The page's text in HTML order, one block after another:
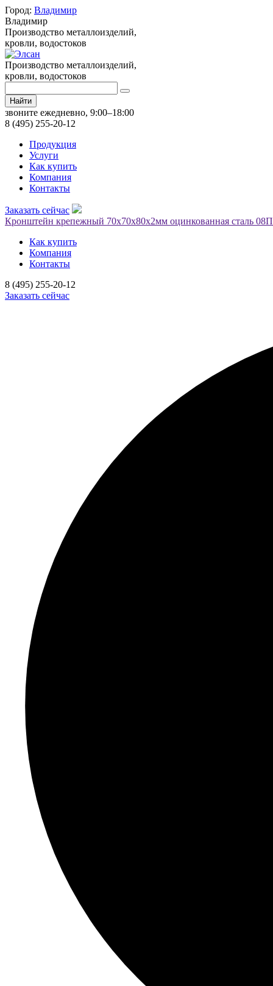
Город: Владимир
Владимир
Производство металлоизделий,
кровли, водостоков
Производство металлоизделий,
кровли, водостоков
Найти
звоните ежедневно, 9:00–18:00
8 (495) 255-20-12
Продукция
Услуги
Как купить
Компания
Контакты
Заказать сейчас
Кронштейн крепежный 70х70х80х2мм оцинкованная сталь
Как купить
Компания
Контакты
8 (495) 255-20-12
Заказать сейчас